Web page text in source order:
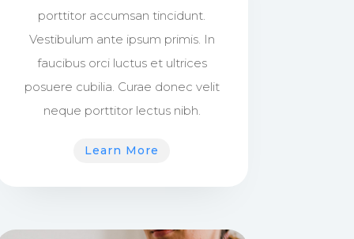
porttitor accumsan tincidunt.
Vestibulum ante ipsum primis. In
faucibus orci luctus et ultrices
posuere cubilia. Curae donec velit
neque porttitor lectus nibh.
Learn More